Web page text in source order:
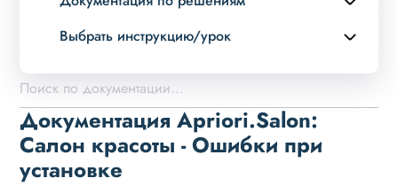
Выбрать инструкцию/урок
Описание курса
Возможности
Примеры страниц
Установка и обновление
Документация Apriori.Salon:
Салон красоты - Ошибки при
установке